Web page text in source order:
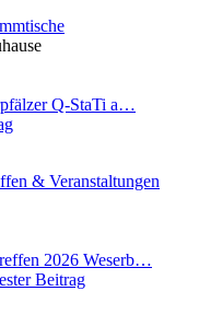
Q-StaTi a…
& Veranstaltungen
2026 Weserb…
Beitrag